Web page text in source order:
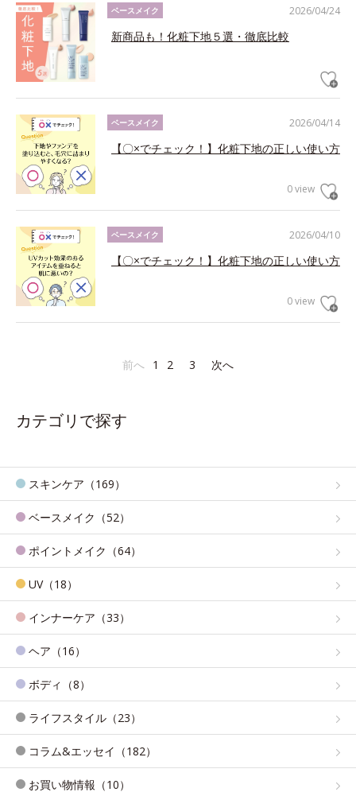
2026/04/24
ベースメイク
新商品も！化粧下地５選・徹底比較
2026/04/14
ベースメイク
【〇×でチェック！】化粧下地の正しい使い方
0 view
2026/04/10
ベースメイク
【〇×でチェック！】化粧下地の正しい使い方
0 view
前へ 1 2 3 次へ
カテゴリで探す
スキンケア（169）
ベースメイク（52）
ポイントメイク（64）
UV（18）
インナーケア（33）
ヘア（16）
ボディ（8）
ライフスタイル（23）
コラム&エッセイ（182）
お買い物情報（10）